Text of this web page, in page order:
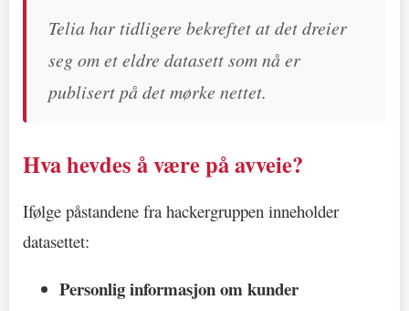
Telia har tidligere bekreftet at det dreier
seg om et eldre datasett som nå er
publisert på det mørke nettet.
Hva hevdes å være på avveie?
Ifølge påstandene fra hackergruppen inneholder
datasettet:
Personlig informasjon om kunder